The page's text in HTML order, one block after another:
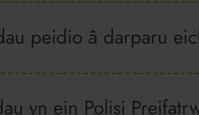
peidio â darparu
yn ein Polisi